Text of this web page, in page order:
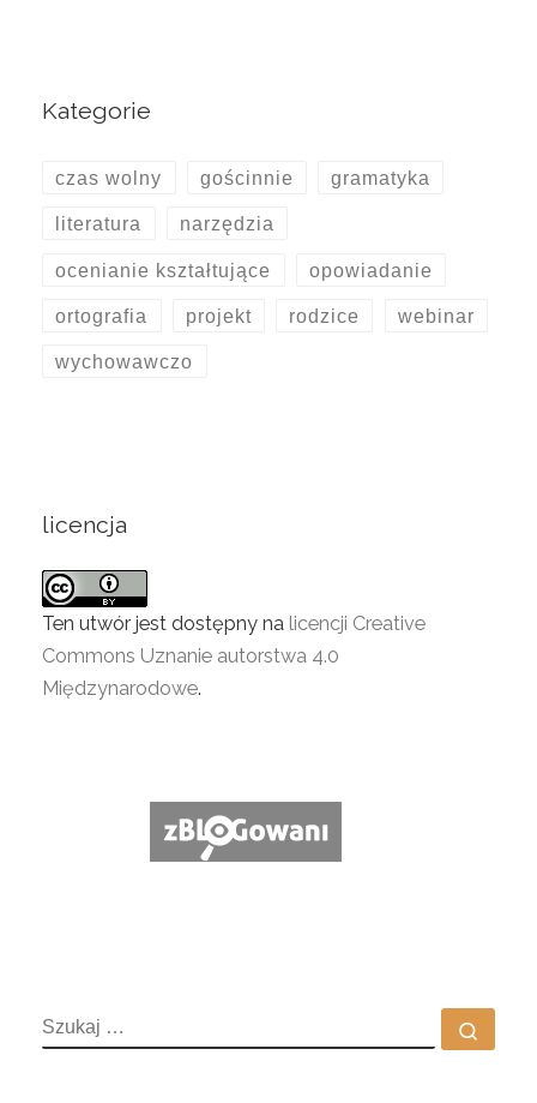
Kategorie
czas wolny gościnnie gramatyka
literatura narzędzia
ocenianie kształtujące opowiadanie
ortografia projekt rodzice webinar
wychowawczo
licencja
Ten utwór jest dostępny na licencji Creative
Commons Uznanie autorstwa 4.0
Międzynarodowe.
SZUKAJ